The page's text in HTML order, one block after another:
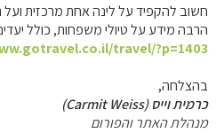
חשוב להקפיד על לינה אחת מרכזית ועל
הרבה מידע על טיולי משפחות, כולל
travel/?p=1403
בהצלחה,
כרמית וייס (Carmit Weiss)
מנהלת האתר והפורום